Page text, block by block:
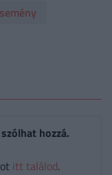
hozzá.
itt találod.